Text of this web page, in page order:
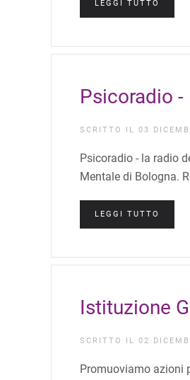
LEGGI TUTTO
Psicoradio
SCRITTO IL 03
Psicoradio - la radio
Mentale di Bologna.
LEGGI TUTTO
Istituzione
SCRITTO IL 02
Promuoviamo azioni